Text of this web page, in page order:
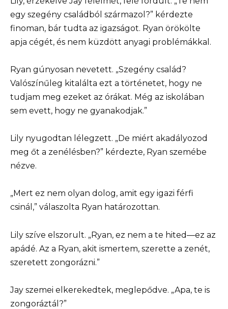
egy szegény családból származol?” kérdezte
finoman, bár tudta az igazságot. Ryan örökölte
apja cégét, és nem küzdött anyagi problémákkal.
Ryan gúnyosan nevetett. „Szegény család?
Valószínűleg kitalálta ezt a történetet, hogy ne
tudjam meg ezeket az órákat. Még az iskolában
sem evett, hogy ne gyanakodjak.”
Lily nyugodtan lélegzett. „De miért akadályozod
meg őt a zenélésben?” kérdezte, Ryan szemébe
nézve.
„Mert ez nem olyan dolog, amit egy igazi férfi
csinál,” válaszolta Ryan határozottan.
Lily szíve elszorult. „Ryan, ez nem a te hited—ez az
apádé. Az a Ryan, akit ismertem, szerette a zenét,
szeretett zongorázni.”
Jay szemei elkerekedtek, meglepődve. „Apa, te is
zongoráztál?”